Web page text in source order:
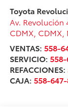
Toyota
Av. Revolución
CDMX CDMX
VENTAS:558-
SERVICIO:
REFACCIONES:
CAJA:558-